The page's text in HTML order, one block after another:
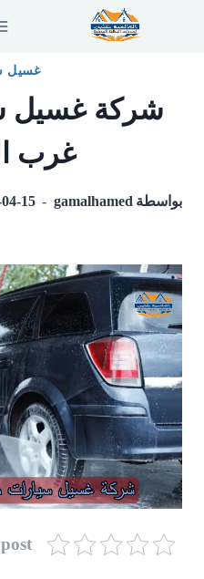
غسيل
شركة غسيل
غرب
بواسطة gamalhamed
15